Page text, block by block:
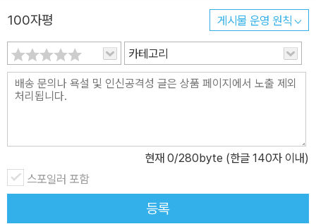
100자평 게시물 운영 원칙
카테고리
현재 0/280byte (한글 140자 이내)
스포일러 포함
등록